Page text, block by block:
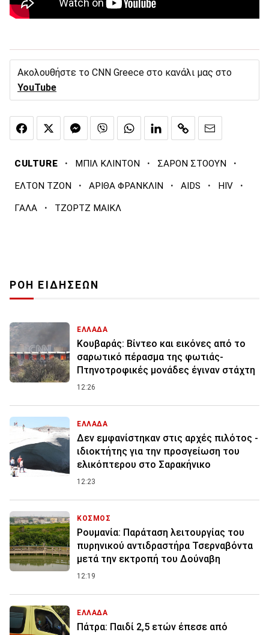
Ακολουθήστε το CNN Greece στο κανάλι μας στο
YouTube
CULTURE · ΜΠΙΛ ΚΛΙΝΤΟΝ · ΣΑΡΟΝ ΣΤΟΟΥΝ ·
ΕΛΤΟΝ ΤΖΟΝ · ΑΡΙΘΑ ΦΡΑΝΚΛΙΝ · AIDS · HIV ·
ΓΑΛΑ · ΤΖΟΡΤΖ ΜΑΙΚΛ
ΡΟΗ ΕΙΔΗΣΕΩΝ
ΕΛΛΑΔΑ
Κουβαράς: Βίντεο και εικόνες από το
σαρωτικό πέρασμα της φωτιάς-
Πτηνοτροφικές μονάδες έγιναν στάχτη
12:26
ΕΛΛΑΔΑ
Δεν εμφανίστηκαν στις αρχές πιλότος -
ιδιοκτήτης για την προσγείωση του
ελικόπτερου στο Σαρακήνικο
12:23
ΚΟΣΜΟΣ
Ρουμανία: Παράταση λειτουργίας του
πυρηνικού αντιδραστήρα Τσερναβόντα
μετά την εκτροπή του Δούναβη
12:19
ΕΛΛΑΔΑ
Πάτρα: Παιδί 2,5 ετών έπεσε από